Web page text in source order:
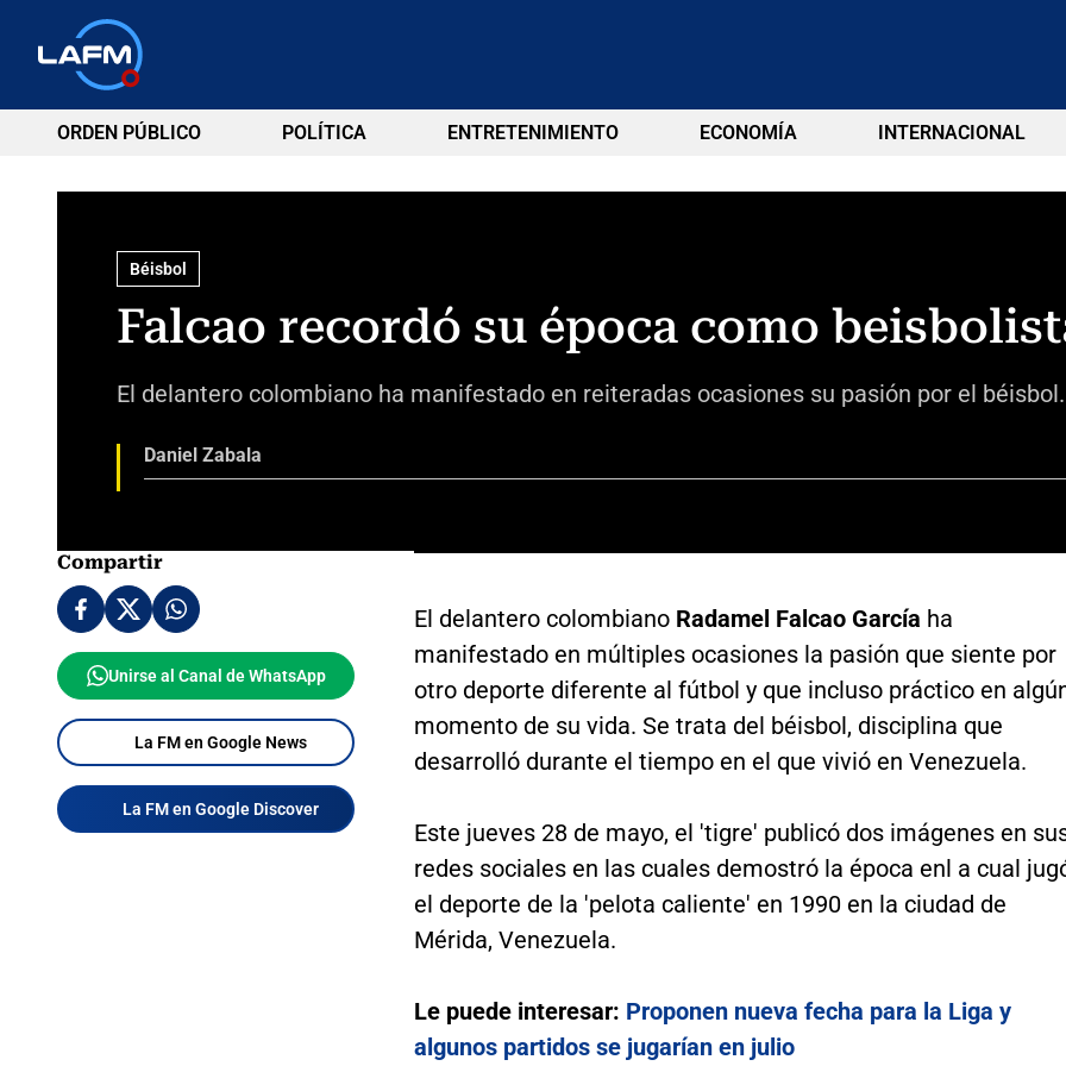
ORDEN PÚBLICO POLÍTICA ENTRETENIMIENTO ECONOMÍA INTERNACIONAL
Béisbol
Falcao recordó su época como
El delantero colombiano ha manifestado en reiteradas ocasiones su pasión por el béisbol.
Daniel Zabala
Compartir
Unirse al Canal de WhatsApp
La FM en Google News
La FM en Google Discover
El delantero colombiano Radamel Falcao García ha
manifestado en múltiples ocasiones la pasión que siente por
otro deporte diferente al fútbol y que incluso práctico en
momento de su vida. Se trata del béisbol, disciplina que
desarrolló durante el tiempo en el que vivió en Venezuela.
Este jueves 28 de mayo, el 'tigre' publicó dos imágenes en
redes sociales en las cuales demostró la época enl a cual
el deporte de la 'pelota caliente' en 1990 en la ciudad de
Mérida, Venezuela.
Le puede interesar: Proponen nueva fecha para la Liga y
algunos partidos se jugarían en julio